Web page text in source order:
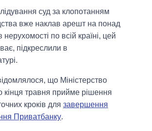
суд за клопотанням
вже наклав арешт на понад
нерухомості по всій країні, цей
підкреслили в
що Міністерство
кінця травня прийме рішення
кроків для завершення
Приватбанку.